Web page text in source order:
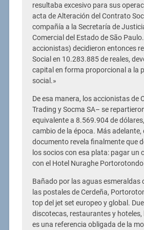
resultaba excesivo para sus
acta de Alteración del Contrato
compañía a la Secretaría de
Comercial del Estado de São
accionistas) decidieron entonces
Social en 10.283.885 de reales,
capital en forma proporcional a la
social.»
De esa manera, los accionistas de
Trading y Socma SA– se
equivalente a 8.569.904 de
cambio de la época. Más adelante,
documento revela finalmente que
los socios con esa plata: pagar un
con el Hotel Nuraghe Portorotondo
Bañado por las aguas esmeraldas
las postales de Cerdeña,
top del jet set europeo y global.
discotecas, restaurantes y hoteles,
es una referencia obligada de la